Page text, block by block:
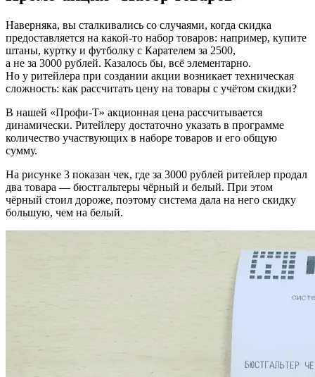
Наверняка, вы сталкивались со случаями, когда скидка
предоставляется на какой-то набор товаров: например, купите
штаны, куртку и футболку с Карателем за 2500,
а не за 3000 рублей. Казалось бы, всё элементарно.
Но у ритейлера при создании акции возникает техническая
сложность: как рассчитать цену на товары с учётом скидки?
В нашей «Профи-Т» акционная цена рассчитывается
динамически. Ритейлеру достаточно указать в программе
количество участвующих в наборе товаров и его общую
сумму.
На рисунке 3 показан чек, где за 3000 рублей ритейлер продал
два товара — бюстгальтеры чёрный и белый. При этом
чёрный стоил дороже, поэтому система дала на него скидку
большую, чем на белый.